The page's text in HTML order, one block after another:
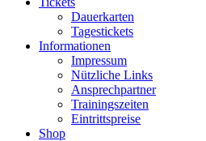
Dauerkarten
Tagestickets
Informationen
Impressum
Nützliche Links
Ansprechpartner
Trainingszeiten
Eintrittspreise
Shop